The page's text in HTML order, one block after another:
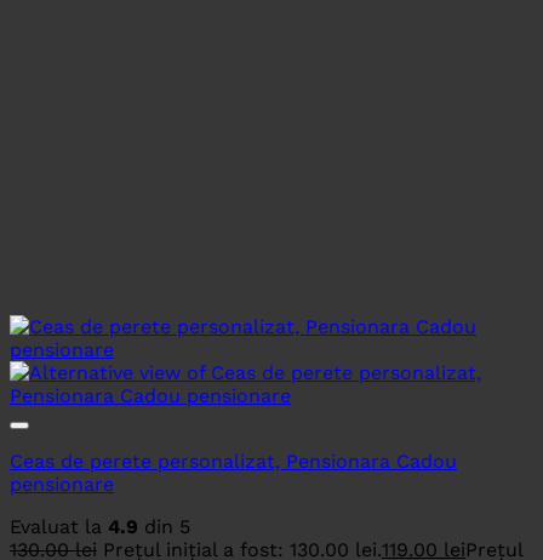
Ceas de perete personalizat, Pensionara Cadou
pensionare
Evaluat la 4.9 din 5
130.00lei Prețul inițial a fost: 130.00 lei.119.00 leiPrețul